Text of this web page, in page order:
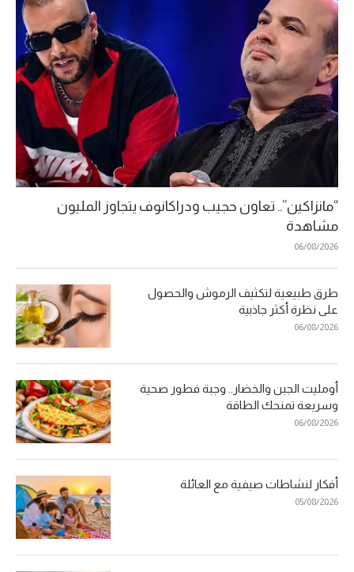
“مانزاكين”.. تعاون حجيب ودراكانوف يتجاوز المليون
مشاهدة
06/08/2026
طرق طبيعية لتكثيف الرموش والحصول
على نظرة أكثر جاذبية
06/08/2026
أومليت الجبن والخضار.. وجبة فطور صحية
وسريعة تمنحك الطاقة
06/08/2026
أفكار لنشاطات صيفية مع العائلة
05/08/2026